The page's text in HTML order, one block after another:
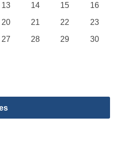
13 14 15
16
20 21 22
23
27 28 29
30